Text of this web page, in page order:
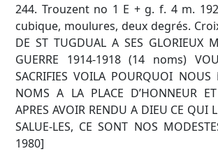
244. Trouzent no 1 E + g. f. 4 m.
cubique, moulures, deux degrés.
DE ST TUGDUAL A SES GLORIEUX
GUERRE 1914-1918 (14 noms)
SACRIFIES VOILA POURQUOI NOUS
NOMS A LA PLACE D’HONNEUR
APRES AVOIR RENDU A DIEU CE QUI
SALUE-LES, CE SONT NOS
1980]